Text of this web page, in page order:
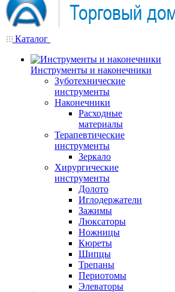
Каталог
Инструменты и наконечники
Зуботехнические
инструменты
Наконечники
Расходные
материалы
Терапевтические
инструменты
Зеркало
Хирургические
инструменты
Долото
Иглодержатели
Зажимы
Люксаторы
Ножницы
Кюреты
Шипцы
Трепаны
Периотомы
Элеваторы